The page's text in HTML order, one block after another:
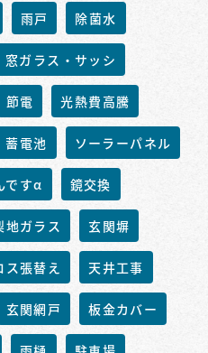
雨戸 除菌水
窓ガラス・サッシ
節電 光熱費高騰
蓄電池 ソーラーパネル
ですα 鏡交換
地ガラス 玄関塀
ス張替え 天井工事
玄関網戸 板金カバー